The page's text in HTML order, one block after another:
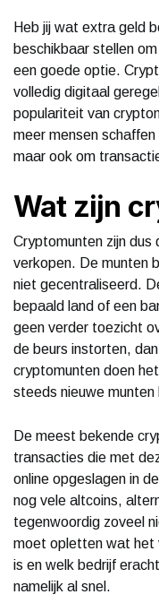
Heb jij wat extra geld
beschikbaar stellen
een goede optie.
volledig digitaal
populariteit van
meer mensen
maar ook om
Wat zijn
Cryptomunten zijn dus
verkopen. De munten
niet gecentraliseerd.
bepaald land of een
geen verder toezicht
de beurs instorten,
cryptomunten doen
steeds nieuwe munten
De meest bekende
transacties die met
online opgeslagen in
nog vele altcoins,
tegenwoordig zoveel
moet opletten wat het
is en welk bedrijf
namelijk al snel.